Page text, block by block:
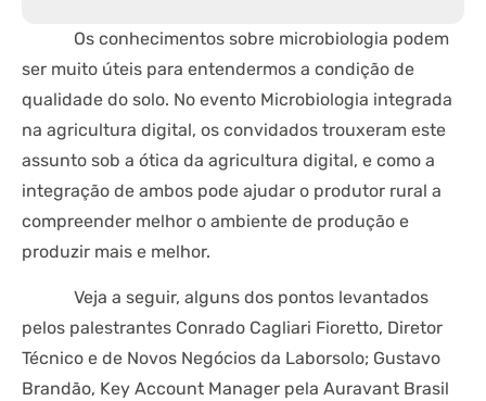
Os conhecimentos sobre microbiologia podem
ser muito úteis para entendermos a condição de
qualidade do solo. No evento Microbiologia integrada
na agricultura digital, os convidados trouxeram este
assunto sob a ótica da agricultura digital, e como a
integração de ambos pode ajudar o produtor rural a
compreender melhor o ambiente de produção e
produzir mais e melhor.
Veja a seguir, alguns dos pontos levantados
pelos palestrantes Conrado Cagliari Fioretto, Diretor
Técnico e de Novos Negócios da Laborsolo; Gustavo
Brandão, Key Account Manager pela Auravant Brasil